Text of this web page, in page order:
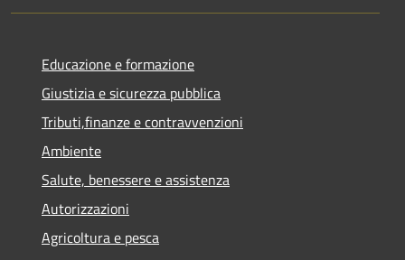
Educazione e formazione
Giustizia e sicurezza pubblica
Tributi,finanze e contravvenzioni
Ambiente
Salute, benessere e assistenza
Autorizzazioni
Agricoltura e pesca